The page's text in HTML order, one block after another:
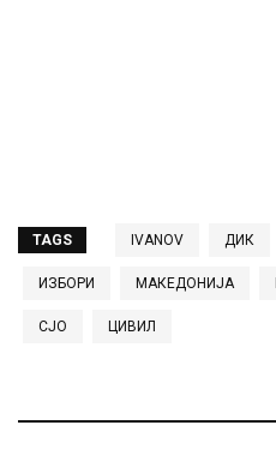
TAGS IVANOV ДИК
ИЗБОРИ МАКЕДОНИЈА
СЈО ЦИВИЛ